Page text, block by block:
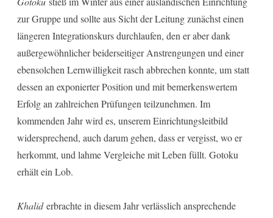
zur Gruppe und sollte aus Sicht der Leitung zunächst einen
längeren Integrationskurs durchlaufen, den er aber dank
außergewöhnlicher beiderseitiger Anstrengungen und einer
ebensolchen Lernwilligkeit rasch abbrechen konnte, um statt
dessen an exponierter Position und mit bemerkenswertem
Erfolg an zahlreichen Prüfungen teilzunehmen. Im
kommenden Jahr wird es, unserem Einrichtungsleitbild
widersprechend, auch darum gehen, dass er vergisst, wo er
herkommt, und lahme Vergleiche mit Leben füllt. Gotoku
erhält ein Lob.
Khaliderbrachte in diesem Jahr verlässlich ansprechende